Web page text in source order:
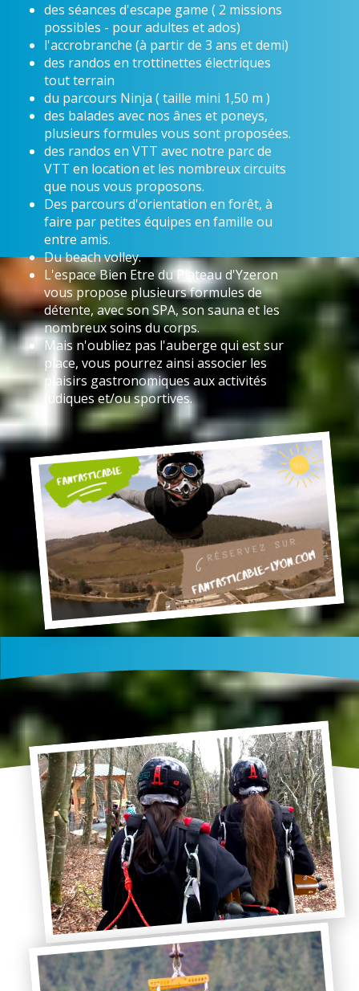
des séances d'escape game ( 2 missions
possibles - pour adultes et ados)
l'accrobranche (à partir de 3 ans et demi)
des randos en trottinettes électriques
tout terrain
du parcours Ninja ( taille mini 1,50 m )
des balades avec nos ânes et poneys,
plusieurs formules vous sont proposées.
des randos en VTT avec notre parc de
VTT en location et les nombreux circuits
que nous vous proposons.
Des parcours d'orientation en forêt, à
faire par petites équipes en famille ou
entre amis.
Du beach volley.
L'espace Bien Etre du Plateau d'Yzeron
vous propose plusieurs formules de
détente, avec son SPA, son sauna et les
nombreux soins du corps.
Mais n'oubliez pas l'auberge qui est sur
place, vous pourrez ainsi associer les
plaisirs gastronomiques aux activités
ludiques et/ou sportives.